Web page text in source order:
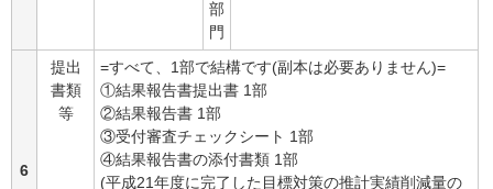
部
門
6
提出
書類
等
=すべて、1部で結構です(副本は必要ありません)=
①結果報告書提出書 1部
②結果報告書 1部
③受付審査チェックシート 1部
④結果報告書の添付書類 1部
(平成21年度に完了した目標対策の推計実績削減量の